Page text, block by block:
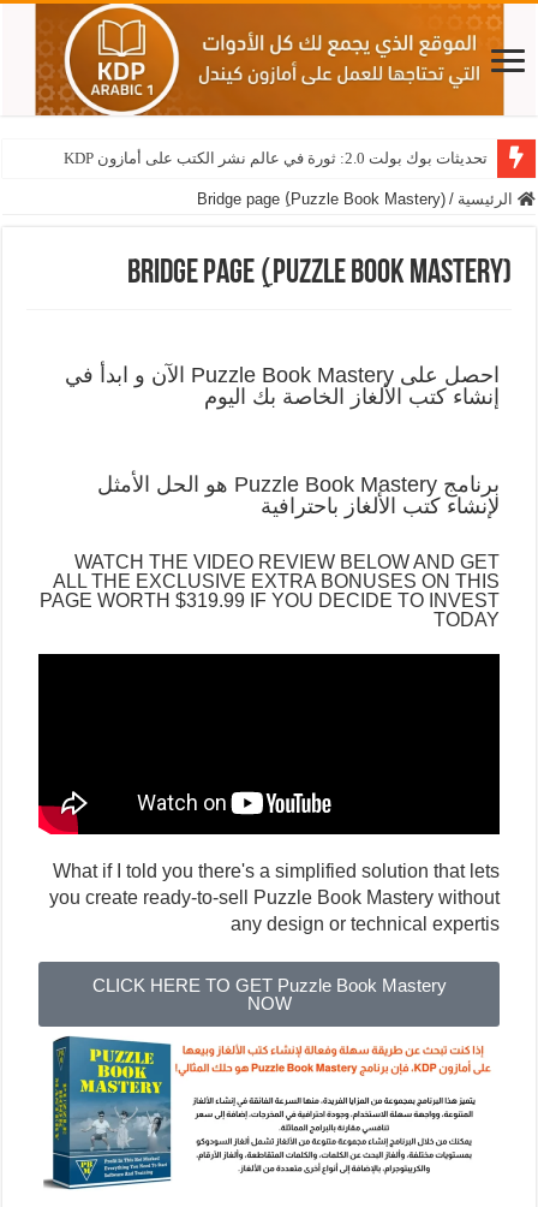
تحديثات بوك بولت 2.0: ثورة في عالم نشر الكتب على أمازون KDP
الرئيسية / (Bridge page (ِPuzzle Book Mastery
(Bridge page (ِPuzzle Book Mastery
احصل على Puzzle Book Mastery الآن و ابدأ في
إنشاء كتب الألغاز الخاصة بك اليوم
برنامج Puzzle Book Mastery هو الحل الأمثل
لإنشاء كتب الألغاز باحترافية
WATCH THE VIDEO REVIEW BELOW AND GET
ALL THE EXCLUSIVE EXTRA BONUSES ON THIS
PAGE WORTH $319.99 IF YOU DECIDE TO INVEST
TODAY
What if I told you there's a simplified solution that lets
you create ready-to-sell Puzzle Book Mastery without
any design or technical expertis
CLICK HERE TO GET Puzzle Book Mastery
NOW